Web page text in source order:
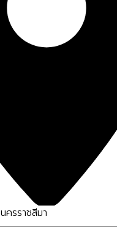
นครราชสีมา